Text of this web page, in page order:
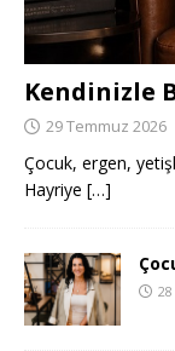
Kendinizle
29 Temmuz 2026
Çocuk, ergen,
Hayriye […]